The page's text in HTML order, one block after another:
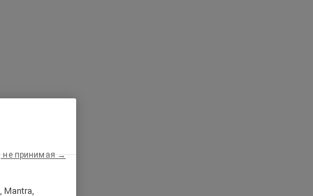
Mantra,
не принимая →